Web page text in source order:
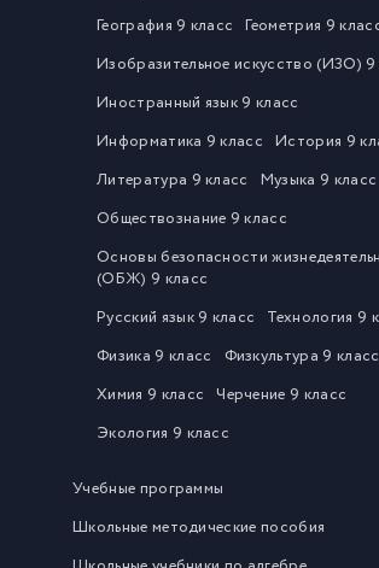
География 9 класс
Геометрия 9
Изобразительное искусство (ИЗО) 9
Иностранный язык 9 класс
Информатика 9 класс
История 9
Литература 9 класс
Музыка 9 класс
Обществознание 9 класс
Основы безопасности жизнедеятельности
(ОБЖ) 9 класс
Русский язык 9 класс
Технология 9
Физика 9 класс
Физкультура 9 класс
Химия 9 класс
Черчение 9 класс
Экология 9 класс
Учебные программы
Школьные методические пособия